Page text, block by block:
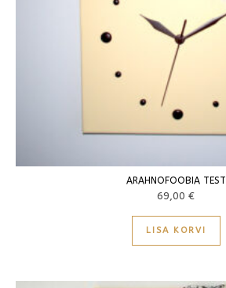
ARAHNOFOOBIA TEST
69,00 €
LISA KORVI